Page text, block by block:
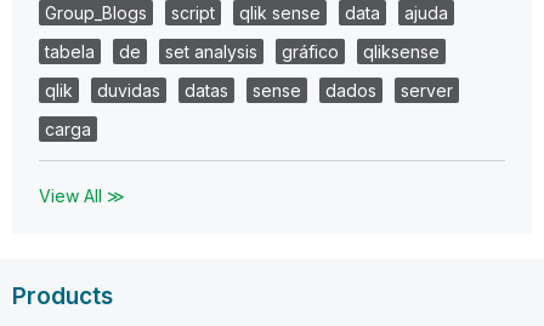
Group_Blogs
script qlik sense data
ajuda
tabela
de set analysis gráfico
qliksense
qlik
duvidas datas sense dados
server
carga
View All ≫
Products